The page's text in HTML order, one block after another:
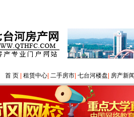
首 页| 租赁中心| 二手房市| 七台河楼盘 房产新